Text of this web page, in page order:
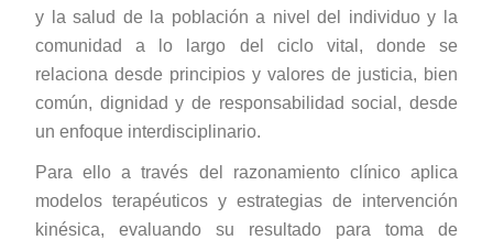
y la salud de la población a nivel del individuo y la
comunidad a lo largo del ciclo vital, donde se
relaciona desde principios y valores de justicia, bien
común, dignidad y de responsabilidad social, desde
un enfoque interdisciplinario.
Para ello a través del razonamiento clínico aplica
modelos terapéuticos y estrategias de intervención
kinésica, evaluando su resultado para toma de